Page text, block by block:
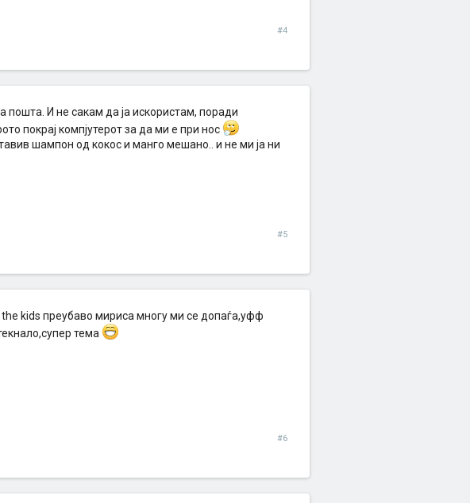
#4
И не сакам да ја искористам, поради
покрај компјутерот за да ми е при нос
шампон од кокос и манго мешано.. и не ми ја ни
#5
kids преубаво мириса многу ми се допаѓа,уфф
тема
#6